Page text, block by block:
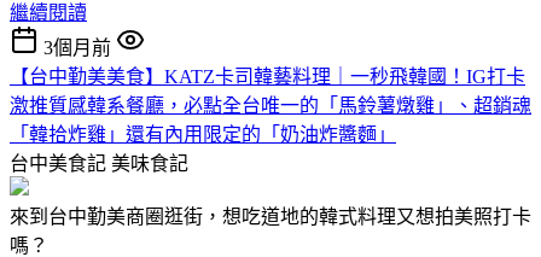
繼續閱讀
3個月前
【台中勤美美食】KATZ卡司韓藝料理｜一秒飛韓國！IG打卡
激推質感韓系餐廳，必點全台唯一的「馬鈴薯燉雞」、超銷魂
「韓拾炸雞」還有內用限定的「奶油炸醬麵」
台中美食記 美味食記
來到台中勤美商圈逛街，想吃道地的韓式料理又想拍美照打卡
嗎？